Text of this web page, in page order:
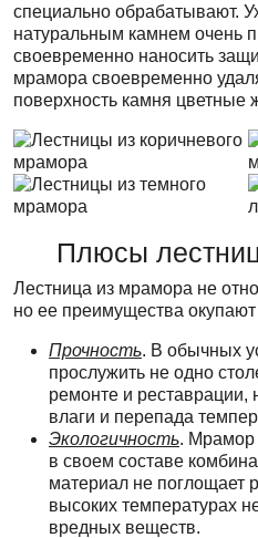
специально обрабатывают.
натуральным камнем очень
своевременно наносить
мрамора своевременно
поверхность камня цветные
Плюсы
Лестница из мрамора не
но ее преимущества
Прочность. В обычных
прослужить не одно
ремонте и реставрации,
влаги и перепада
Экологичность. Мрамор
в своем составе
материал не поглощает
высоких температурах
вредных веществ.